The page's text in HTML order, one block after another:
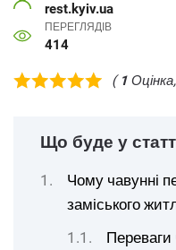
rest.kyiv.ua
ПЕРЕГЛЯДІВ
414
( 1
Що буде у
Чому чавунні
заміського
Переваги